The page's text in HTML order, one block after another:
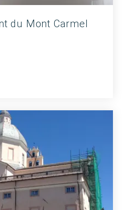
du Mont Carmel